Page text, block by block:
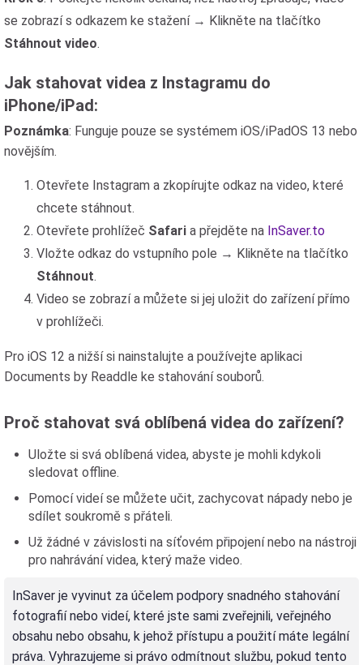
se zobrazí s odkazem ke stažení → Klikněte na tlačítko
Stáhnout video.
Jak stahovat videa z Instagramu do
iPhone/iPad:
Poznámka: Funguje pouze se systémem iOS/iPadOS 13 nebo
novějším.
Otevřete Instagram a zkopírujte odkaz na video, které
chcete stáhnout.
Otevřete prohlížeč Safari a přejděte na InSaver.to
Vložte odkaz do vstupního pole → Klikněte na tlačítko
Stáhnout.
Video se zobrazí a můžete si jej uložit do zařízení přímo
v prohlížeči.
Pro iOS 12 a nižší si nainstalujte a používejte aplikaci
Documents by Readdle ke stahování souborů.
Proč stahovat svá oblíbená videa do zařízení?
Uložte si svá oblíbená videa, abyste je mohli kdykoli
sledovat offline.
Pomocí videí se můžete učit, zachycovat nápady nebo je
sdílet soukromě s přáteli.
Už žádné v závislosti na síťovém připojení nebo na nástroji
pro nahrávání videa, který maže video.
InSaver je vyvinut za účelem podpory snadného stahování
fotografií nebo videí, které jste sami zveřejnili, veřejného
obsahu nebo obsahu, k jehož přístupu a použití máte legální
práva. Vyhrazujeme si právo odmítnout službu, pokud tento